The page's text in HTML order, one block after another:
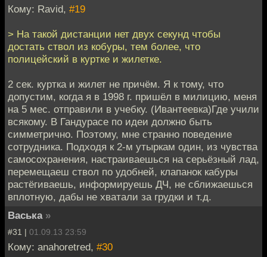
Кому: Ravid, #19
> На такой дистанции нет двух секунд чтобы
достать ствол из кобуры, тем более, что
полицейский в куртке и жилетке.
2 сек. куртка и жилет не причём. Я к тому, что
допустим, когда я в 1998 г. пришёл в милицию, меня
на 5 мес. отправили в учебку. (Ивантеевка)Где учили
всякому. В Гандурасе по идеи должно быть
симметрично. Поэтому, мне странно поведение
сотрудника. Подходя к 2-м утыркам один, из чувства
самосохранения, настраиваешься на серьёзный лад,
перемещаеш ствол по удобней, клапанок кабуры
растёгиваешь, информируешь ДЧ, не сближаешься
вплотную, дабы не хватали за грудки и т.д.
Васька »
#31 | 01.09.13 23:59
Кому: anahoretred, #30